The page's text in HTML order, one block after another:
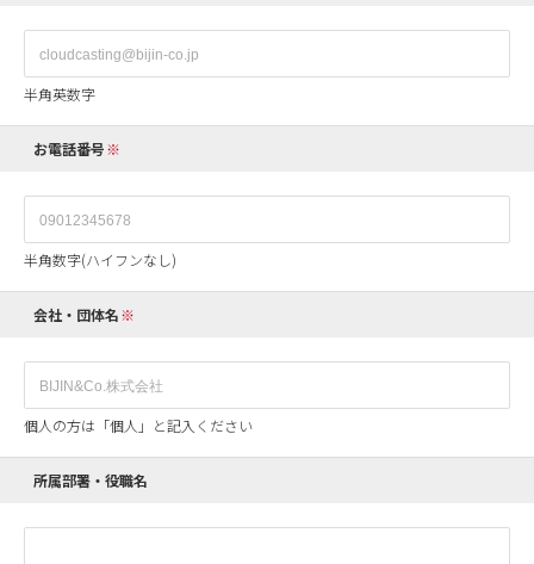
半角英数字
お電話番号
半角数字(ハイフンなし)
会社・団体名
個人の方は「個人」と記入ください
所属部署・役職名